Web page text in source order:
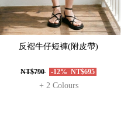
反褶牛仔短褲(附皮帶)
NT$790 -12% NT$695
+ 2 Colours